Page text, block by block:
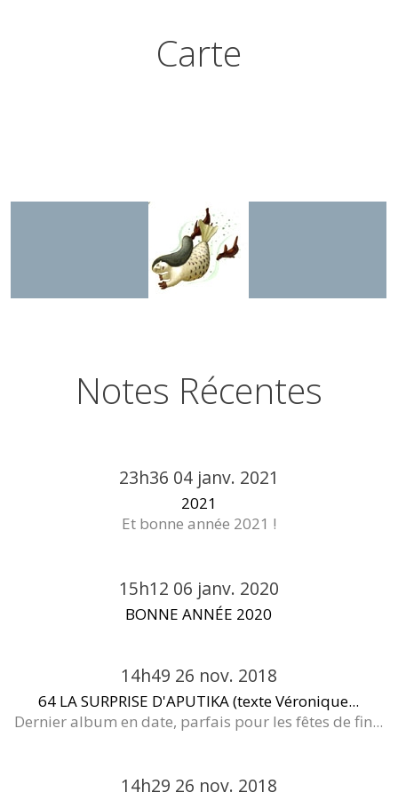
Carte
Notes Récentes
23h36 04 janv. 2021
2021
Et bonne année 2021 !
15h12 06 janv. 2020
BONNE ANNÉE 2020
14h49 26 nov. 2018
64 LA SURPRISE D'APUTIKA (texte Véronique...
Dernier album en date, parfais pour les fêtes de fin...
14h29 26 nov. 2018